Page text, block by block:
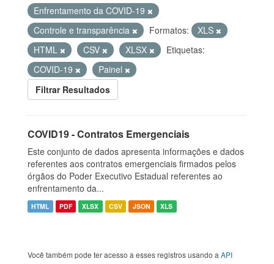
Enfrentamento da COVID-19
Controle e transparência
Formatos:
XLS
HTML
CSV XLSX
Etiquetas:
COVID-19
Painel
Filtrar Resultados
COVID19 - Contratos Emergenciais
Este conjunto de dados apresenta informações e dados
referentes aos contratos emergenciais firmados pelos
órgãos do Poder Executivo Estadual referentes ao
enfrentamento da...
HTML PDF XLSX CSV JSON XLS
Você também pode ter acesso a esses registros usando a API